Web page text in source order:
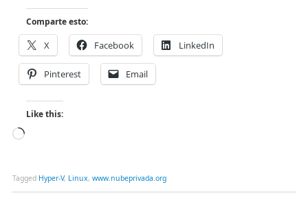
Comparte esto:
X Facebook LinkedIn
Pinterest Email
Like this:
Tagged Hyper-V, Linux, www.nubeprivada.org